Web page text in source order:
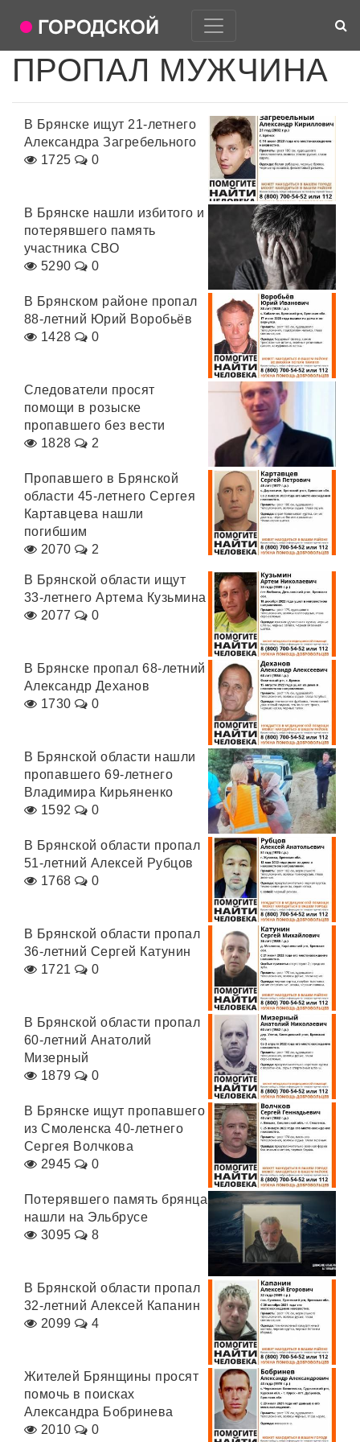
ПРОПАЛ МУЖЧИНА
В Брянске ищут 21-летнего
Александра Загребельного
1725
0
В Брянске нашли избитого и
потерявшего память
участника СВО
5290
0
В Брянском районе пропал
88-летний Юрий Воробьёв
1428
0
Следователи просят
помощи в розыске
пропавшего без вести
1828
2
Пропавшего в Брянской
области 45-летнего Сергея
Картавцева нашли
погибшим
2070
2
В Брянской области ищут
33-летнего Артема Кузьмина
2077
0
В Брянске пропал 68-летний
Александр Деханов
1730
0
В Брянской области нашли
пропавшего 69-летнего
Владимира Кирьяненко
1592
0
В Брянской области пропал
51-летний Алексей Рубцов
1768
0
В Брянской области пропал
36-летний Сергей Катунин
1721
0
В Брянской области пропал
60-летний Анатолий
Мизерный
1879
0
В Брянске ищут пропавшего
из Смоленска 40-летнего
Сергея Волчкова
2945
0
Потерявшего память брянца
нашли на Эльбрусе
3095
8
В Брянской области пропал
32-летний Алексей Капанин
2099
4
Жителей Брянщины просят
помочь в поисках
Александра Бобринева
2010
0